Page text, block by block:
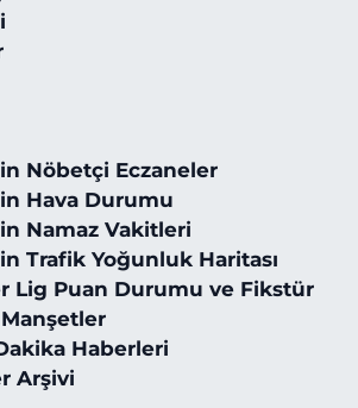
Nöbetçi Eczaneler
Hava Durumu
Namaz Vakitleri
Trafik Yoğunluk Haritası
Lig Puan Durumu ve Fikstür
Haberleri
Arşivi